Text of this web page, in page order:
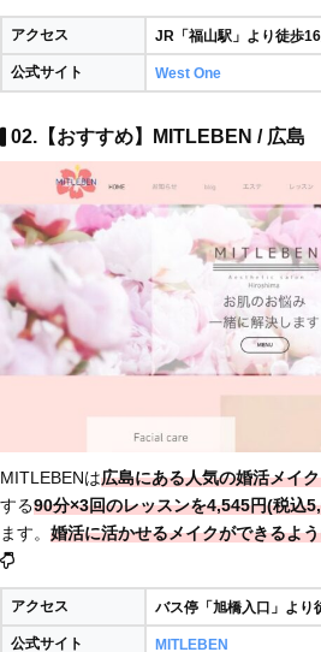
アクセス JR「福山駅」より徒歩
公式サイト West One
02.【おすすめ】MITLEBEN / 広島
MITLEBENは広島にある人気の婚活メイ
する90分×3回のレッスンを4,545円(税込
ます。 婚活に活かせるメイクができるよ
アクセス バス停「旭橋入口」より
公式サイト MITLEBEN